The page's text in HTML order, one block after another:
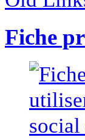
Fiche